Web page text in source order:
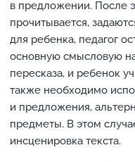
в предложении. После
прочитывается,
для ребенка, педагог
основную смысловую
пересказа, и ребенок
также необходимо
и предложения,
предметы. В этом
инсценировка текста.